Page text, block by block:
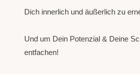
Dich innerlich und äußerlich zu
Und um Dein Potenzial & Deine
entfachen!